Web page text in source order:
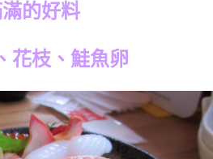
的好料
花枝、鮭魚卵